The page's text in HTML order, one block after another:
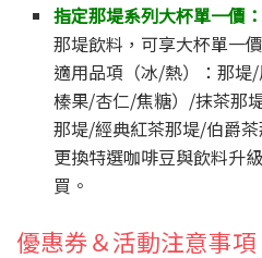
指定那堤系列大杯單一價
那堤飲料，可享大杯單一
適用品項（冰/熱）：那
榛果/杏仁/焦糖）/抹茶那
那堤/經典紅茶那堤/伯爵
更換特選咖啡豆與飲料升
買。
優惠券＆活動注意事項